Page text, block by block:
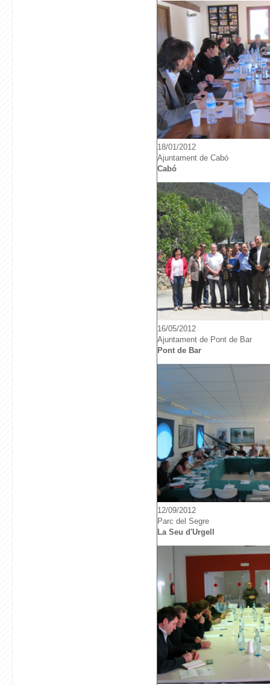
18/01/2012
Ajuntament de Cabó
Cabó
16/05/2012
Ajuntament de Pont de Bar
Pont de Bar
12/09/2012
Parc del Segre
La Seu d'Urgell